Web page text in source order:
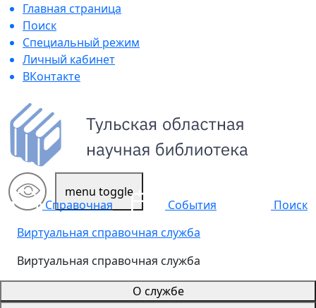
Главная страница
Поиск
Специальный режим
Личный кабинет
ВКонтакте
menu toggle
Справочная
События
Поиск
Виртуальная справочная служба
Виртуальная справочная служба
О службе